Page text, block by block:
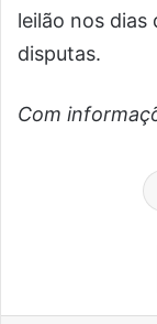
leilão nos dias
disputas.
Com